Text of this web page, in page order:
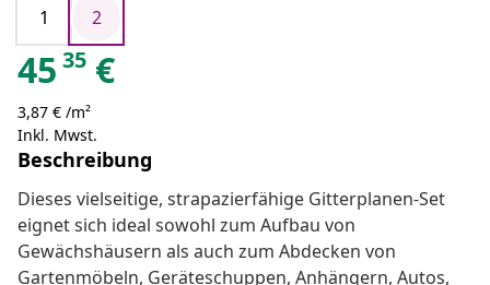
1
2
45 35 €
3,87 € /m²
Inkl. Mwst.
Beschreibung
Dieses vielseitige, strapazierfähige Gitterplanen-Set
eignet sich ideal sowohl zum Aufbau von
Gewächshäusern als auch zum Abdecken von
Gartenmöbeln, Geräteschuppen, Anhängern, Autos,